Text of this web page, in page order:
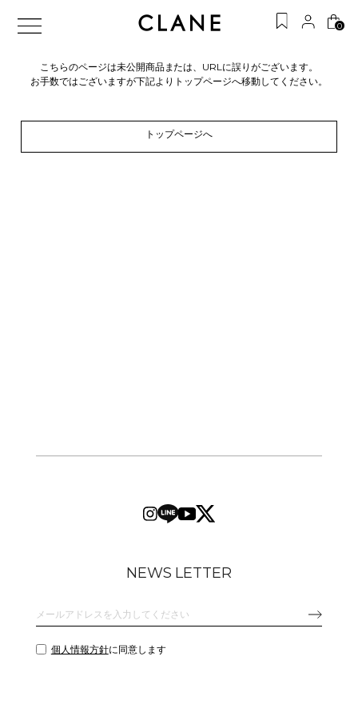
0
こちらのページは未公開商品または、URLに誤りがございます。
お手数ではございますが下記よりトップページへ移動してください。
トップページへ
NEWS LETTER
個人情報方針に同意します